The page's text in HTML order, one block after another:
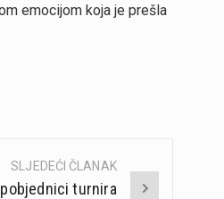
emocijom koja je prešla
SLJEDEĆI ČLANAK
turnira